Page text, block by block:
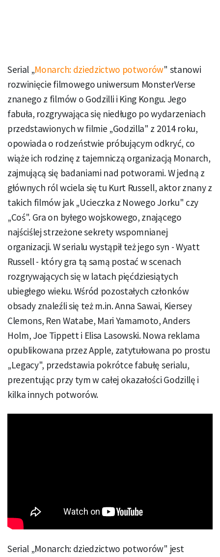
Serial „Monarch: dziedzictwo potworów" stanowi
rozwinięcie filmowego uniwersum MonsterVerse
znanego z filmów o Godzilli i King Kongu. Jego
fabuła, rozgrywająca się niedługo po wydarzeniach
przedstawionych w filmie „Godzilla" z 2014 roku,
opowiada o rodzeństwie próbującym odkryć, co
wiąże ich rodzinę z tajemniczą organizacją Monarch,
zajmującą się badaniami nad potworami. W jedną z
głównych ról wciela się tu Kurt Russell, aktor znany z
takich filmów jak „Ucieczka z Nowego Jorku" czy
„Coś". Gra on byłego wojskowego, znającego
najściślej strzeżone sekrety wspomnianej
organizacji. W serialu wystąpił też jego syn - Wyatt
Russell - który gra tą samą postać w scenach
rozgrywających się w latach pięćdziesiątych
ubiegłego wieku. Wśród pozostałych członków
obsady znaleźli się też m.in. Anna Sawai, Kiersey
Clemons, Ren Watabe, Mari Yamamoto, Anders
Holm, Joe Tippett i Elisa Lasowski. Nowa reklama
opublikowana przez Apple, zatytułowana po prostu
„Legacy", przedstawia pokrótce fabułę serialu,
prezentując przy tym w całej okazałości Godzillę i
kilka innych potworów.
Serial „Monarch: dziedzictwo potworów" jest